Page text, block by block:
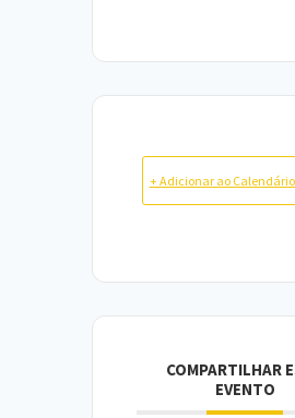
+ Adicionar ao Calendário
COMPARTILHAR
EVENTO